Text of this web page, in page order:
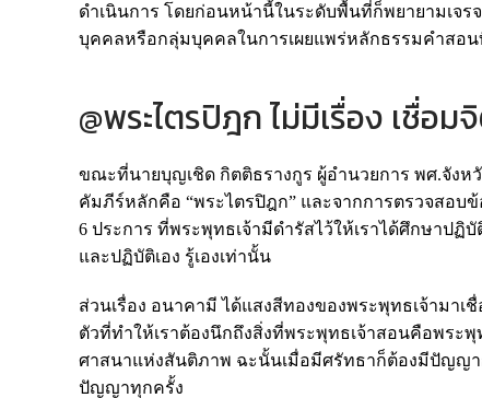
ดำเนินการ โดยก่อนหน้านี้ในระดับพื้นที่ก็พยายามเจร
บุคคลหรือกลุ่มบุคคลในการเผยแพร่หลักธรรมคำสอน
@พระไตรปิฎก ไม่มีเรื่อง เชื่อม
ขณะที่นายบุญเชิด กิตติธรางกูร ผู้อำนวยการ พศ.จังห
คัมภีร์หลักคือ “พระไตรปิฎก” และจากการตรวจสอ
6 ประการ ที่พระพุทธเจ้ามีดำรัสไว้ให้เราได้ศึกษาป
และปฏิบัติเอง รู้เองเท่านั้น
ส่วนเรื่อง อนาคามี ได้แสงสีทองของพระพุทธเจ้ามา
ตัวที่ทำให้เราต้องนึกถึงสิ่งที่พระพุทธเจ้าสอนคือพระ
ศาสนาแห่งสันติภาพ ฉะนั้นเมื่อมีศรัทธาก็ต้องมีปัญญา
ปัญญาทุกครั้ง